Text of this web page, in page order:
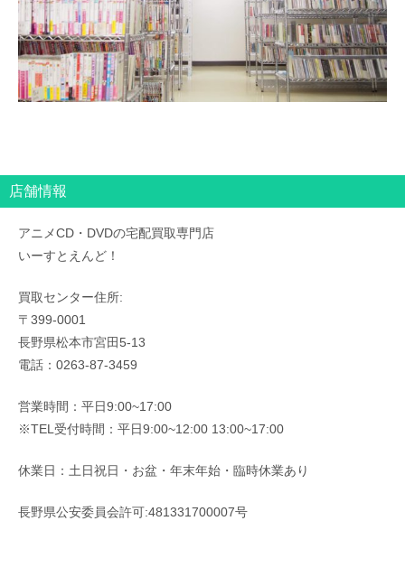
店舗情報
アニメCD・DVDの宅配買取専門店
いーすとえんど！
買取センター住所:
〒399-0001
長野県松本市宮田5-13
電話：0263-87-3459
営業時間：平日9:00~17:00
※TEL受付時間：平日9:00~12:00 13:00~17:00
休業日：土日祝日・お盆・年末年始・臨時休業あり
長野県公安委員会許可:481331700007号